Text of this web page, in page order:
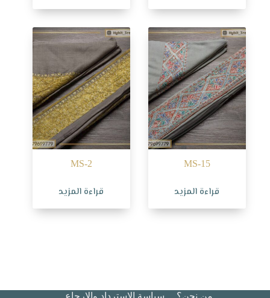
MS-15
قراءة المزيد
MS-2
قراءة المزيد
من نحن؟ سياسة الاسترداد والإرجاع